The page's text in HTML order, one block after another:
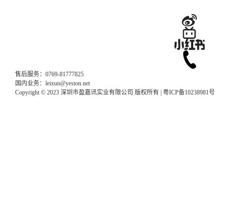
售后服务：0769-81777825
国内业务：leixun@yeston.net
Copyright © 2023 深圳市盈嘉讯实业有限公司 版权所有 | 粤ICP备10238981号